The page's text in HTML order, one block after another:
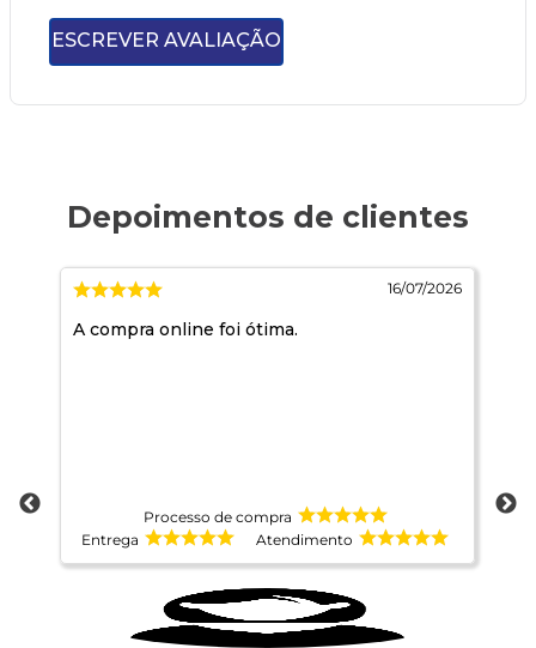
ESCREVER AVALIAÇÃO
16/07/2026
A compra online foi ótima.
Processo de compra
Entrega
Atendimento